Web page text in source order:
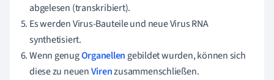
abgelesen (transkribiert).
Es werden Virus-Bauteile und neue Virus RNA
synthetisiert.
Wenn genugOrganellen gebildet wurden, können sich
diese zu neuenVirenzusammenschließen.